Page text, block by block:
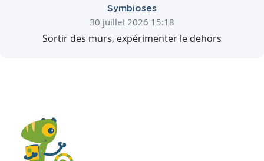
Symbioses
30 juillet 2026 15:18
Sortir des murs, expérimenter le dehors